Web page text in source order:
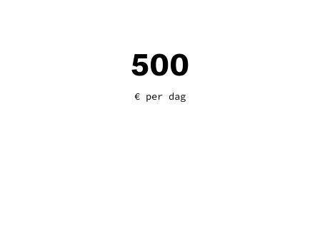
500
€ per dag